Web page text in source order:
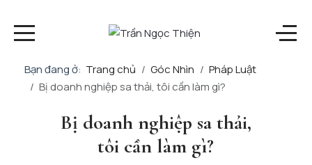
Bạn đang ở: Trang chủ Góc Nhìn
Pháp Luật
Bị doanh nghiệp sa thải, tôi cần làm gì?
Bị doanh nghiệp sa thải,
tôi cần làm gì?